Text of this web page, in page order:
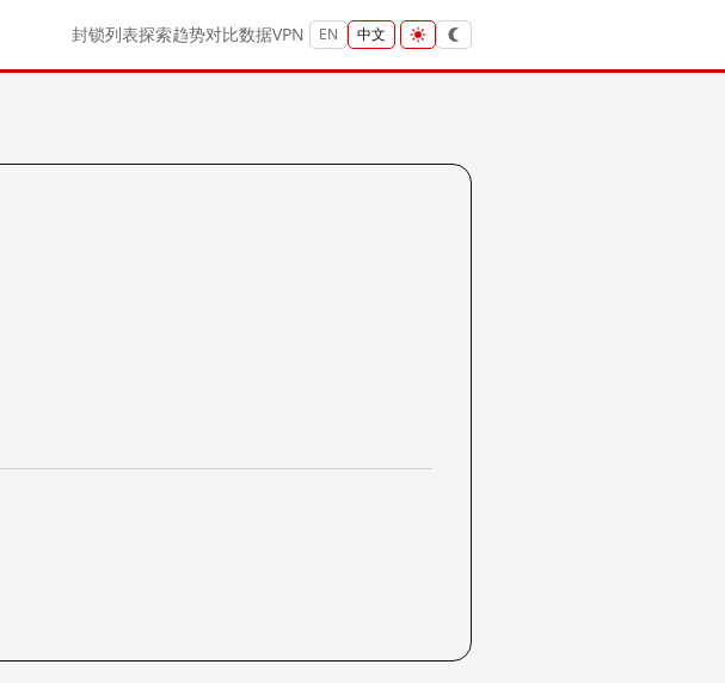
封锁列表探索趋势对比数据VPN EN 中文